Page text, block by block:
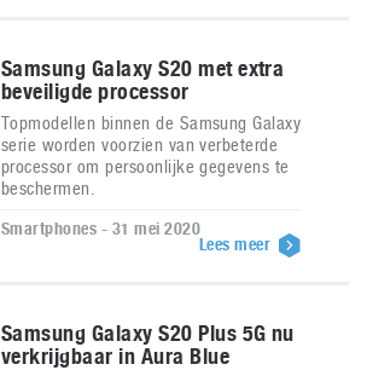
Samsung Galaxy S20 met extra
beveiligde processor
Topmodellen binnen de Samsung Galaxy
serie worden voorzien van verbeterde
processor om persoonlijke gegevens te
beschermen.
Smartphones - 31 mei 2020
Lees meer
Samsung Galaxy S20 Plus 5G nu
verkrijgbaar in Aura Blue